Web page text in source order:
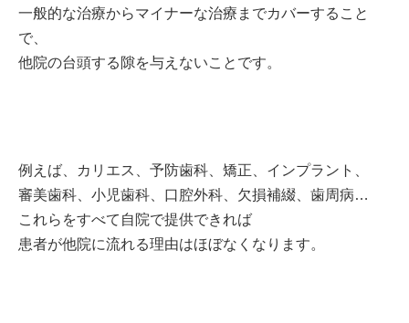
一般的な治療からマイナーな治療までカバーすること
で、
他院の台頭する隙を与えないことです。
例えば、カリエス、予防歯科、矯正、インプラント、
審美歯科、小児歯科、口腔外科、欠損補綴、歯周病…
これらをすべて自院で提供できれば
患者が他院に流れる理由はほぼなくなります。